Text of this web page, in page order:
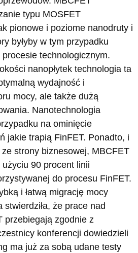
typu MOSFET
pionowe i poziome nanodruty i
byłyby w tym przypadku
technologicznym.
nanopłytek technologia ta
wydajność i
mocy, ale także dużą
Nanotechnologia
na ominięcie
jakie trapią FinFET. Ponadto, i
strony biznesowej, MBCFET
90 procent linii
do procesu FinFET.
i łatwą migrację mocy
że prace nad
przebiegają zgodnie z
konferencji dowiedzieli
ma już za sobą udane testy